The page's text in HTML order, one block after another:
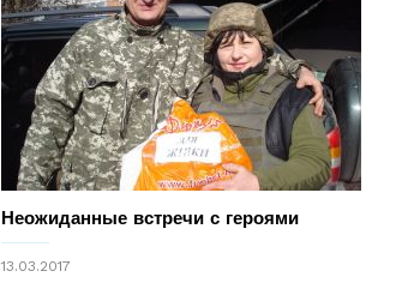
Неожиданные встречи с героями
13.03.2017